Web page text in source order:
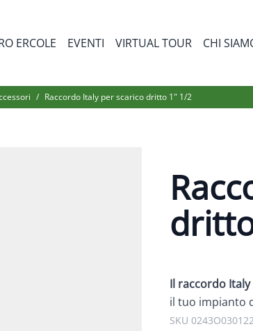
for Prodotti
ERCOLE EVENTI VIRTUAL TOUR CHI
/ Raccordo Italy per scarico dritto 1" 1/2
Il raccordo
il tuo impianto
SKU 0243O030122